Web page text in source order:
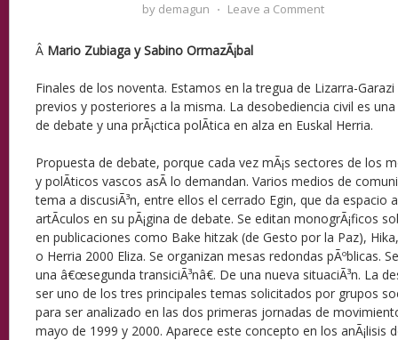
by demagun ⋅ Leave a Comment
Â Mario Zubiaga y Sabino OrmazÃ¡bal
Finales de los noventa. Estamos en la tregua de Lizarra-
previos y posteriores a la misma. La desobediencia civil es
de debate y una prÃ¡ctica polÃ­tica en alza en Euskal Herria.
Propuesta de debate, porque cada vez mÃ¡s sectores de los
y polÃ­ticos vascos asÃ­ lo demandan. Varios medios de
tema a discusiÃ³n, entre ellos el cerrado Egin, que da espacio
artÃ­culos en su pÃ¡gina de debate. Se editan monogrÃ¡ficos
en publicaciones como Bake hitzak (de Gesto por la Paz),
o Herria 2000 Eliza. Se organizan mesas redondas pÃºblicas.
una â€œsegunda transiciÃ³nâ€. De una nueva situaciÃ³n. La
ser uno de los tres principales temas solicitados por grupos
para ser analizado en las dos primeras jornadas de
mayo de 1999 y 2000. Aparece este concepto en los anÃ¡lisis